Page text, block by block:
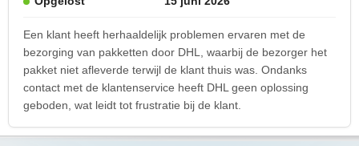
Een klant heeft herhaaldelijk problemen ervaren met de
bezorging van pakketten door DHL, waarbij de bezorger het
pakket niet afleverde terwijl de klant thuis was. Ondanks
contact met de klantenservice heeft DHL geen oplossing
geboden, wat leidt tot frustratie bij de klant.